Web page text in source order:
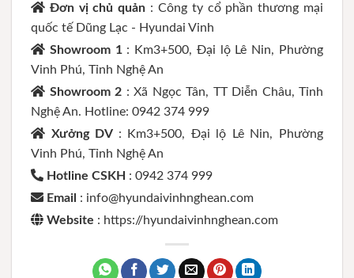
Đơn vị chủ quản : Công ty cổ phần thương mại
quốc tế Dũng Lạc - Hyundai Vinh
Showroom 1 : Km3+500, Đại lộ Lê Nin, Phường
Vinh Phú, Tỉnh Nghệ An
Showroom 2 : Xã Ngọc Tân, TT Diễn Châu, Tỉnh
Nghệ An. Hotline: 0942 374 999
Xưởng DV : Km3+500, Đại lộ Lê Nin, Phường
Vinh Phú, Tỉnh Nghệ An
Hotline CSKH : 0942 374 999
Email : info@hyundaivinhnghean.com
Website : https://hyundaivinhnghean.com